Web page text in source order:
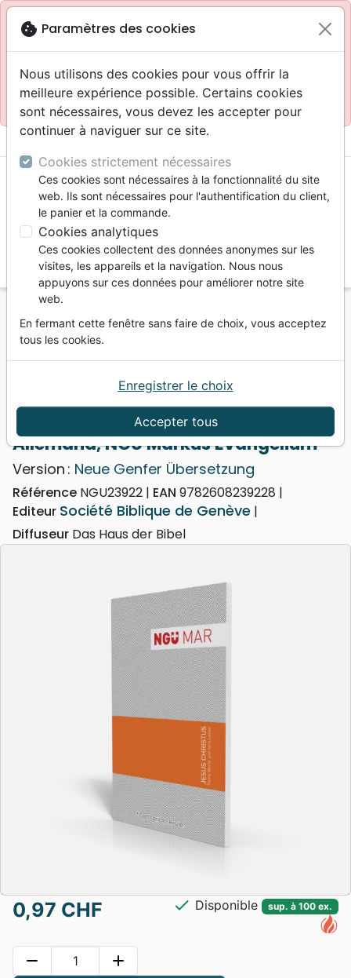
blockSite réservé aux professionnels
Accès pour les professionnels : Se connecter
Site pour le grand public : La Maison de la Bible
menu
Vous ne pouvez pas créer de nouvelle commande
depuis votre pays (United States).
Evangiles
Allemand, NGÜ Markus Evangelium
Allemand, NGÜ Markus Evangelium
Version : Neue Genfer Übersetzung
Référence NGU23922 EAN 9782608239228
Editeur Société Biblique de Genève
Diffuseur Das Haus der Bibel
0,97 CHF check Disponible sup. à 100 ex.
remove add
cookie Paramètres des cookies
Nous utilisons des cookies pour vous offrir la
meilleure expérience possible. Certains cookies
sont nécessaires, vous devez les accepter pour
continuer à naviguer sur ce site.
Cookies strictement nécessaires
Ces cookies sont nécessaires à la fonctionnalité du site
web. Ils sont nécessaires pour l'authentification du client,
le panier et la commande.
Cookies analytiques
Ces cookies collectent des données anonymes sur les
visites, les appareils et la navigation. Nous nous
appuyons sur ces données pour améliorer notre site
web.
En fermant cette fenêtre sans faire de choix, vous acceptez
tous les cookies.
Accepter tous
Enregistrer le choix